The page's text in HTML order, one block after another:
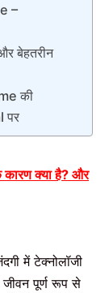
–
बेहतरीन
की
पर
कारणक्या है? और
में टेक्नोलॉजी
जीवन पूर्ण रूप से